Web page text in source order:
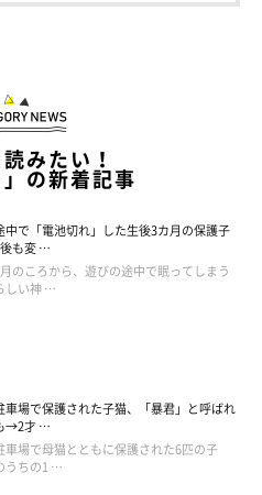
みたい！
」の新着記事
中で「電池切れ」した生後3カ月の保護子
も変 …
のころから、遊びの途中で眠ってしまう
しい神 …
車場で保護された子猫、「暴君」と呼ばれ
→2才 …
車場で母猫とともに保護された6匹の子
うちの1 …